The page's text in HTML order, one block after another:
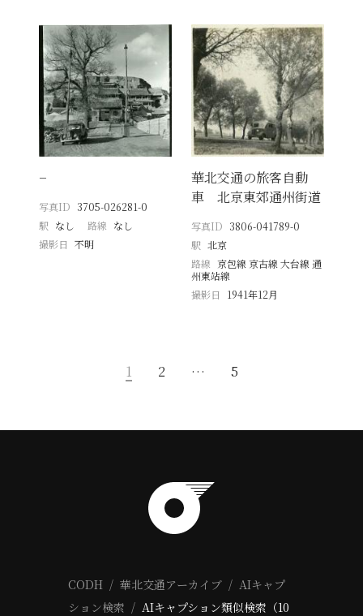
−
写真ID 3705-026281-0
駅 なし 路線 なし
撮影日
不明
華北交通の旅客自動
車 北京東郊通州街道
写真ID 3806-041789-0
駅 北京
路線 京包線 京古線 大台線 通
州東站線
撮影日
1941年12月
1 2 … 5
CODH 華北交通アーカイブ
AIキャプ
ション検索
AIキャプション類似検索（10